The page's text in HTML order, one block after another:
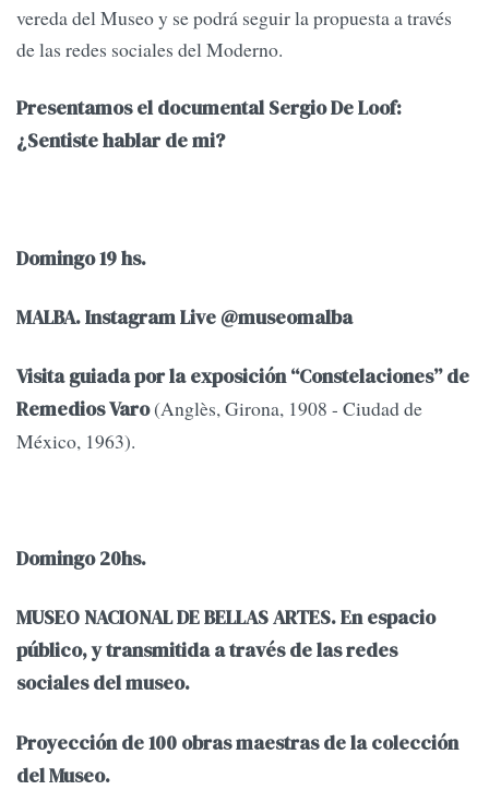
vereda del Museo y se podrá seguir la propuesta a través
de las redes sociales del Moderno.
Presentamos el documental Sergio De Loof:
¿Sentiste hablar de mi?
Domingo 19 hs.
MALBA. Instagram Live @museomalba
Visita guiada por la exposición “Constelaciones” de
Remedios Varo(Anglès, Girona, 1908 - Ciudad de
México, 1963).
Domingo 20hs.
MUSEO NACIONAL DE BELLAS ARTES. En espacio
público, y transmitida a través de las redes
sociales del museo.
Proyección de 100 obras maestras de la colección
del Museo.